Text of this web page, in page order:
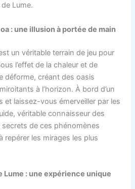
Lume.
: une illusion à portée de main
un véritable terrain de jeu pour
l’effet de la chaleur et de
déforme, créant des oasis
à l’horizon. À bord d’un
et laissez-vous émerveiller par les
véritable connaisseur des
secrets de ces phénomènes
repérer les mirages les plus
Lume : une expérience unique